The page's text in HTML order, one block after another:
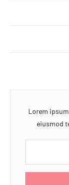
Lorem
eiusmod